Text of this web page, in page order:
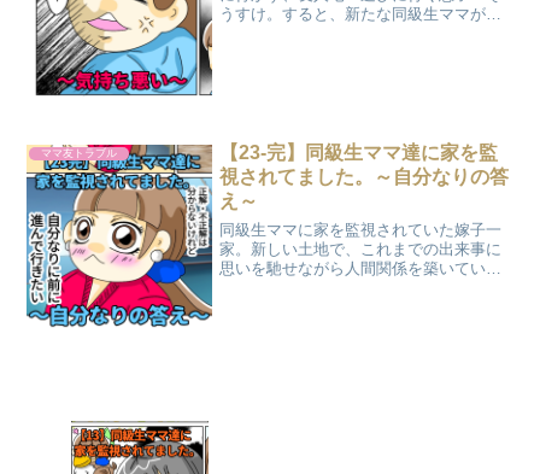
うすけ。すると、新たな同級生ママがそ
ママ友トラブル
【23-完】同級生ママ達に家を監
視されてました。～自分なりの答
え～
同級生ママに家を監視されていた嫁子一
家。新しい土地で、これまでの出来事に
思いを馳せながら人間関係を築いてい